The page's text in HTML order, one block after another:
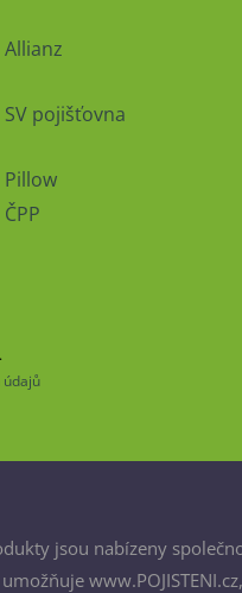
Allianz
SV pojišťovna
Pillow
ČPP
údajů
jsou nabízeny
umožňuje